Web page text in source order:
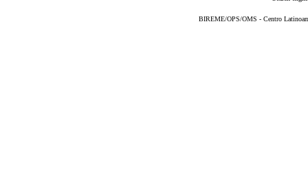
BIREME/OPS/OMS - Centro